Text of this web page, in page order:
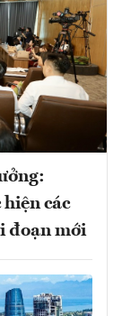
các
đoạn mới